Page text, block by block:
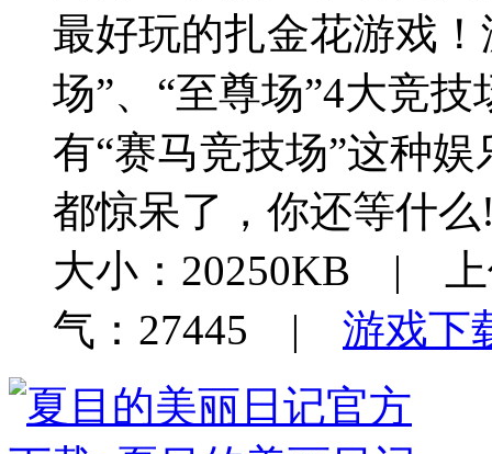
最好玩的扎金花游戏
场”、“至尊场”4大竞
有“赛马竞技场”这种
都惊呆了，你还等什么
大小：20250KB |
气：27445 | 游戏下